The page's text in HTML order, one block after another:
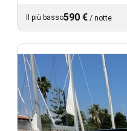
Il più basso590 € / notte